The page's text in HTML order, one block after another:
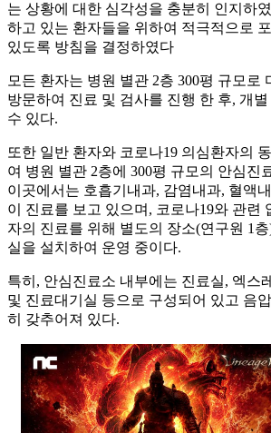
는 상황에 대한 심각성을 충분히 인지하
하고 있는 환자들을 위하여 적극적으로
있도록 방침을 결정하였다
모든 환자는 병원 별관 2층 300평 규모로
방문하여 진료 및 검사를 진행 한 후, 개
수 있다.
또한 일반 환자와 코로나19 의심환자의
여 병원 별관 2층에 300평 규모의 안심진
이곳에서는 호흡기내과, 감염내과, 혈액
이 진료를 보고 있으며, 코로나19와 관련
자의 진료를 위해 별도의 장소(연구원 1
실을 설치하여 운영 중이다.
특히, 안심진료소 내부에는 진료실, 엑스
및 진료대기실 등으로 구성되어 있고 음
히 갖추어져 있다.